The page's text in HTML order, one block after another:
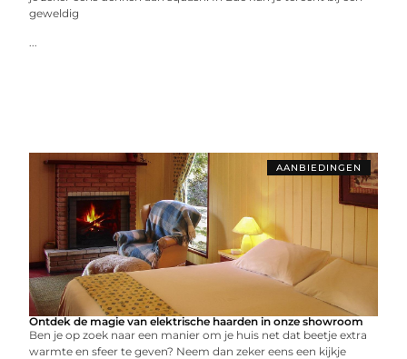
geweldig
...
AANBIEDINGEN
Ontdek de magie van elektrische haarden in onze showroom
Ben je op zoek naar een manier om je huis net dat beetje extra
warmte en sfeer te geven? Neem dan zeker eens een kijkje